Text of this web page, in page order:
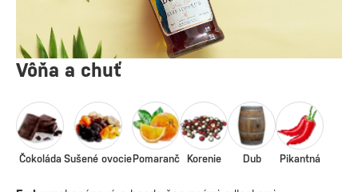
Vôňa a chuť
Čokoláda Sušené ovocie Pomaranč Korenie Dub Pikantná